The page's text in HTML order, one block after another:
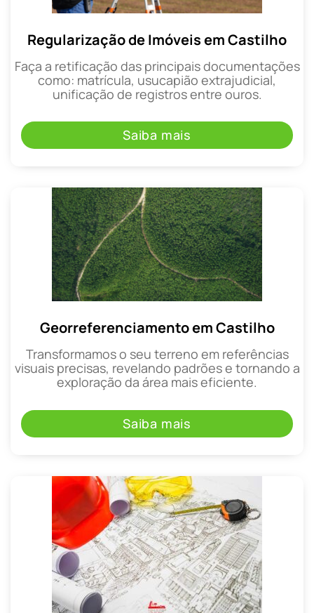
Regularização de Imóveis em Castilho
Faça a retificação das principais documentações
como: matrícula, usucapião extrajudicial,
unificação de registros entre ouros.
Saiba mais
Georreferenciamento em Castilho
Transformamos o seu terreno em referências
visuais precisas, revelando padrões e tornando a
exploração da área mais eficiente.
Saiba mais